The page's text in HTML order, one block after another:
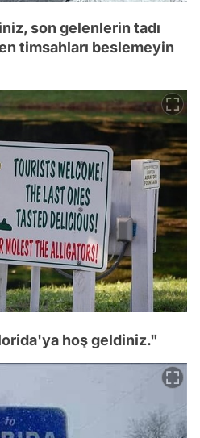
son gelenlerin tadı
timsahları beslemeyin
hoş geldiniz."